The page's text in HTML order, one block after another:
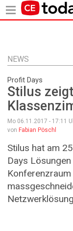
Inhalt
NEWS
Profit Days
Stilus
Mo 06.11.2017 - 17:11
von Fabian Pöschl
Stilus hat am
Days